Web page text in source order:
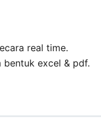
real time.
excel & pdf.